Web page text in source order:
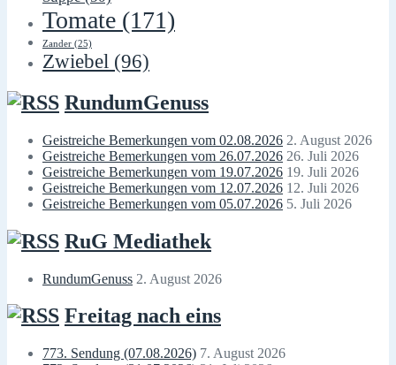
Tomate (171)
Zander (25)
Zwiebel (96)
RundumGenuss
Geistreiche Bemerkungen vom 02.08.2026 2. August 2026
Geistreiche Bemerkungen vom 26.07.2026 26. Juli 2026
Geistreiche Bemerkungen vom 19.07.2026 19. Juli 2026
Geistreiche Bemerkungen vom 12.07.2026 12. Juli 2026
Geistreiche Bemerkungen vom 05.07.2026 5. Juli 2026
RuG Mediathek
RundumGenuss 2. August 2026
Freitag nach eins
773. Sendung (07.08.2026) 7. August 2026